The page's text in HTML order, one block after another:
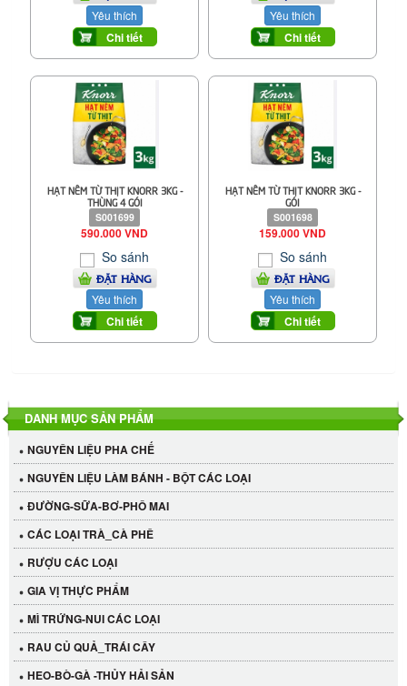
Yêu thích
Chi tiết
Yêu thích
Chi tiết
HẠT NÊM TỪ THỊT KNORR 3KG -
THÙNG 4 GÓI
S001699
590.000 VND
So sánh
ĐẶT HÀNG
Yêu thích
Chi tiết
HẠT NÊM TỪ THỊT KNORR 3KG -
GÓI
S001698
159.000 VND
So sánh
ĐẶT HÀNG
Yêu thích
Chi tiết
DANH MỤC SẢN PHẨM
NGUYÊN LIỆU PHA CHẾ
NGUYÊN LIỆU LÀM BÁNH - BỘT CÁC LOẠI
ĐƯỜNG-SỮA-BƠ-PHÔ MAI
CÁC LOẠI TRÀ_CÀ PHÊ
RƯỢU CÁC LOẠI
GIA VỊ THỰC PHẨM
MÌ TRỨNG-NUI CÁC LOẠI
RAU CỦ QUẢ_TRÁI CÂY
HEO-BÒ-GÀ -THỦY HẢI SẢN